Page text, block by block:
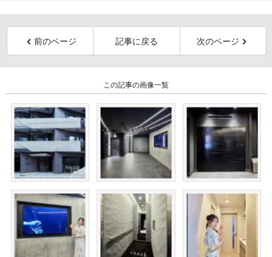
前のページ 記事に戻る 次のページ
この記事の画像一覧